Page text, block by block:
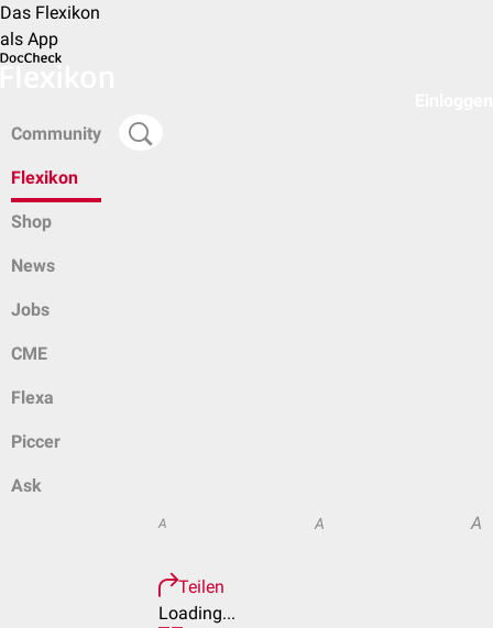
Das Flexikon
als App
Community
Flexikon
Shop
News
Jobs
CME
Flexa
Piccer
Ask
A A A
Teilen
Loading...